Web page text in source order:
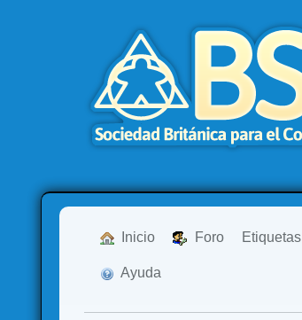
Inicio Foro Etiquetas
Ayuda